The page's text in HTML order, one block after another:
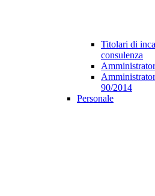
Titolari di
consulenza
90/2014
Personale